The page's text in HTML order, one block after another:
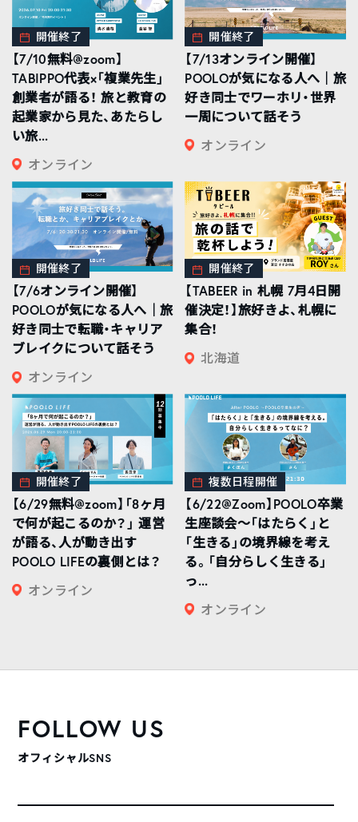
開催終了
【7/10無料@zoom】
TABIPPO代表×「複業先生」
創業者が語る！ 旅と教育の
起業家から見た、あたらし
い旅...
オンライン
開催終了
【7/13オンライン開催】
POOLOが気になる人へ｜旅
好き同士でワーホリ・世界
一周について話そう
オンライン
開催終了
【7/6オンライン開催】
POOLOが気になる人へ｜旅
好き同士で転職・キャリア
ブレイクについて話そう
オンライン
開催終了
【TABEER in 札幌 7月4日開
催決定！】旅好きよ、札幌に
集合！
北海道
開催終了
【6/29無料@zoom】「8ヶ月
で何が起こるのか？」 運営
が語る、人が動き出す
POOLO LIFEの裏側とは？
オンライン
複数日程開催
【6/22@Zoom】POOLO卒業
生座談会〜「はたらく」と
「生きる」の境界線を考え
る。「自分らしく生きる」
っ...
オンライン
FOLLOW US
オフィシャルSNS